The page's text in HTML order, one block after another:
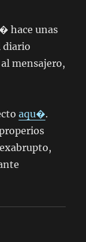
hace unas
diario
mensajero,
aqu�.